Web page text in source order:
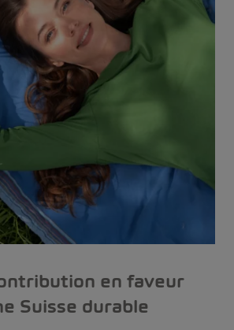
en faveur
Suisse durable